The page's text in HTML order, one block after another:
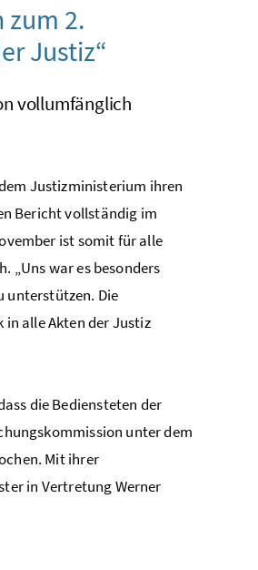
zum 2.
Justiz“
vollumfänglich
Justizministerium ihren
Bericht vollständig im
ist somit für alle
„Uns war es besonders
unterstützen. Die
alle Akten der Justiz
die Bediensteten der
unter dem
Mit ihrer
in Vertretung Werner